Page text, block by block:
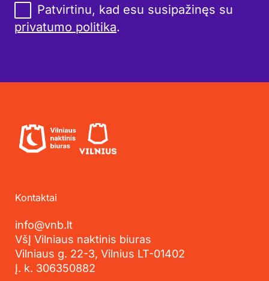
Patvirtinu, kad esu susipažinęs su
privatumo politika.
Kontaktai
info@vnb.lt
VšĮ Vilniaus naktinis biuras
Vilniaus g. 22-3, Vilnius LT-01402
Į. k. 306350882